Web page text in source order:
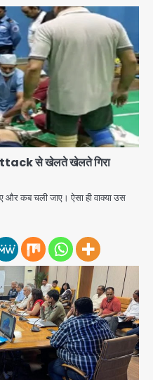
से खेलते खेलते गिरा
कब चली जाए। ऐसा ही वाक्या उस
Bharati School
21 के बाल भारती स्कूल में
वेंटिलेशन बेसमेंट में चल रही थी
NCPCR की शिकायत पर
Prayagraj Visit:
पहुंचे, साथ में प्रियंका की
ग्राउंड में छात्रों से संवाद,